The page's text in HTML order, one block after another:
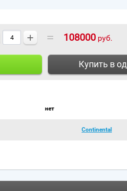
+ 108000 руб.
Купить в
нет
Continental